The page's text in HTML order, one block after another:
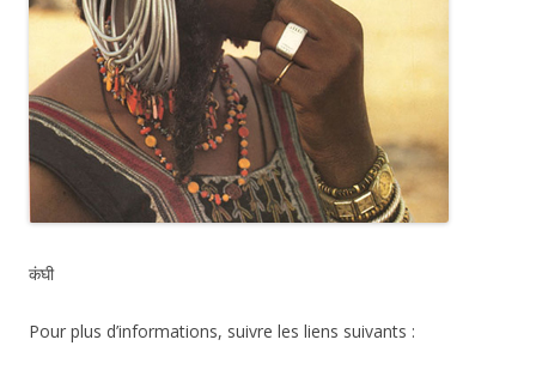
कंघी
Pour plus d’informations, suivre les liens suivants :